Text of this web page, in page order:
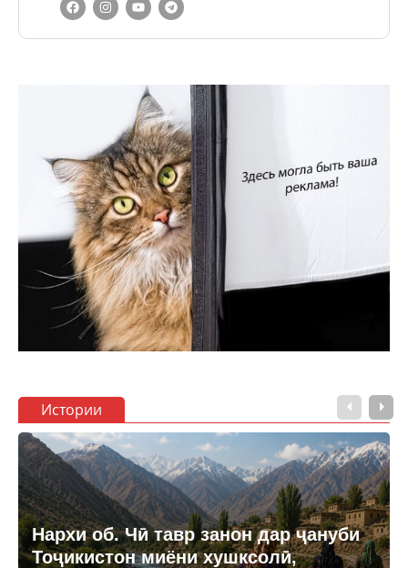
Истории
Нархи об. Чӣ тавр занон дар ҷануби
Тоҷикистон миёни хушксолӣ,